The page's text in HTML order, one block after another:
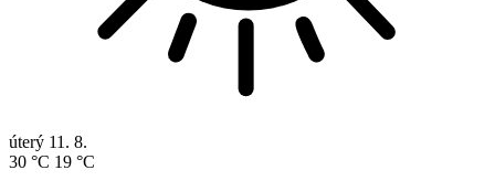
úterý 11. 8.
30 °C 19 °C